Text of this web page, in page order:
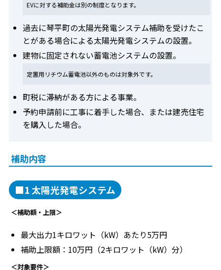
EVに対する補助金は別の制度となります。
過去に琴平町の太陽光発電システム補助を受けたこ
とがある場合による太陽光発電システムの設置。
建物に固定されない蓄電池システムの設置。
定置用リチウム蓄電池以外のものは対象外です。
町税に滞納がある方による事業。
予約申請前に工事に着手した場合、または建売住宅
を購入した場合。
補助内容
■1 太陽光発電システム
＜補助額・上限＞
最大出力1キロワット（kW）あたり5万円
補助上限額：10万円（2キロワット（kW）分）
＜対象要件＞